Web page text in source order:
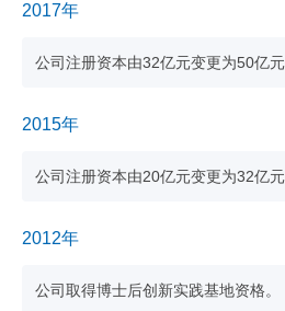
2017年
公司注册资本由32亿元变更为50亿元
2015年
公司注册资本由20亿元变更为32亿元
2012年
公司取得博士后创新实践基地资格。